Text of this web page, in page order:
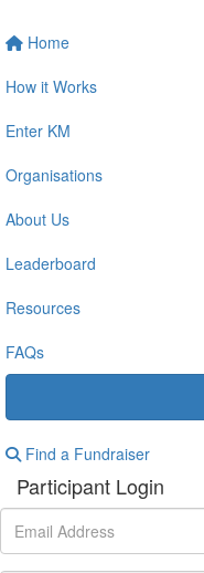
Home
How it Works
Enter KM
Organisations
About Us
Leaderboard
Resources
FAQs
Find a Fundraiser
Participant Login